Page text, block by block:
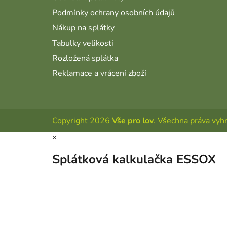
Podmínky ochrany osobních údajů
Nákup na splátky
Tabulky velikosti
Rozložená splátka
Reklamace a vrácení zboží
Copyright 2026 Vše pro lov. Všechna práva
×
Splátková kalkulačka ESSOX